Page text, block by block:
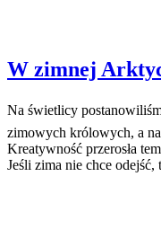
W zimnej
Na świetlicy
zimowych królowych, a
Kreatywność przerosła
Jeśli zima nie chce